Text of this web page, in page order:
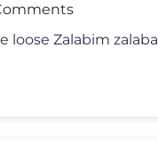
loose Zalabim zalaba